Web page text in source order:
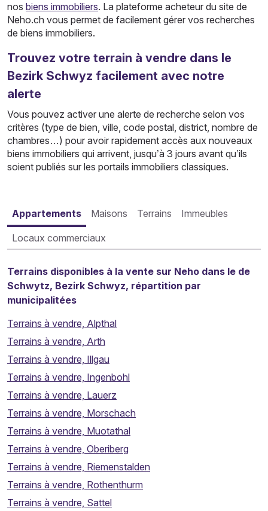
nos biens immobiliers. La plateforme acheteur du site de
Neho.ch vous permet de facilement gérer vos recherches
de biens immobiliers.
Trouvez votre terrain à vendre dans le
Bezirk Schwyz facilement avec notre
alerte
Vous pouvez activer une alerte de recherche selon vos
critères (type de bien, ville, code postal, district, nombre de
chambres…) pour avoir rapidement accès aux nouveaux
biens immobiliers qui arrivent, jusqu’à 3 jours avant qu’ils
soient publiés sur les portails immobiliers classiques.
Appartements Maisons Terrains Immeubles
Locaux commerciaux
Terrains disponibles à la vente sur Neho dans le de
Schwytz, Bezirk Schwyz, répartition par
municipalitées
Terrains à vendre, Alpthal
Terrains à vendre, Arth
Terrains à vendre, Illgau
Terrains à vendre, Ingenbohl
Terrains à vendre, Lauerz
Terrains à vendre, Morschach
Terrains à vendre, Muotathal
Terrains à vendre, Oberiberg
Terrains à vendre, Riemenstalden
Terrains à vendre, Rothenthurm
Terrains à vendre, Sattel